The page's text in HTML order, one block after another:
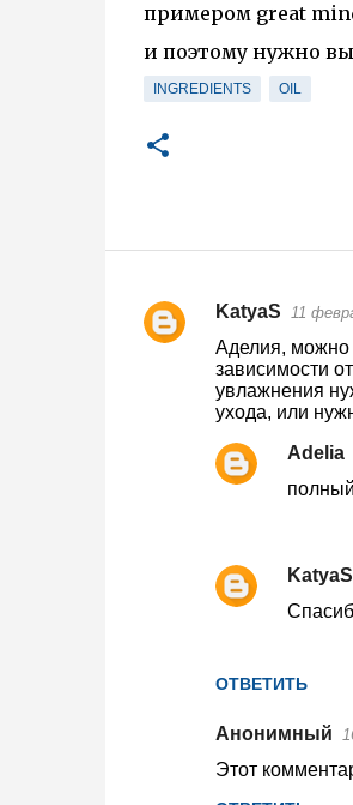
примером great
и поэтому нужно
INGREDIENTS OIL
К
KatyaS 11
Аделия, можно
зависимости
увлажнения
ухода, или
ОТВЕТИТЬ
Adelia
KatyaS
Анонимный
Этот